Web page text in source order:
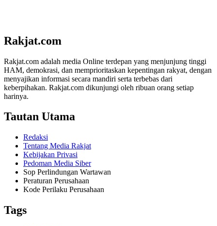
Rakjat.com
Rakjat.com adalah media Online terdepan yang menjunjung tinggi
HAM, demokrasi, dan memprioritaskan kepentingan rakyat, dengan
menyajikan informasi secara mandiri serta terbebas dari
keberpihakan. Rakjat.com dikunjungi oleh ribuan orang setiap
harinya.
Tautan Utama
Redaksi
Tentang Media Rakjat
Kebijakan Privasi
Pedoman Media Siber
Sop Perlindungan Wartawan
Peraturan Perusahaan
Kode Perilaku Perusahaan
Tags